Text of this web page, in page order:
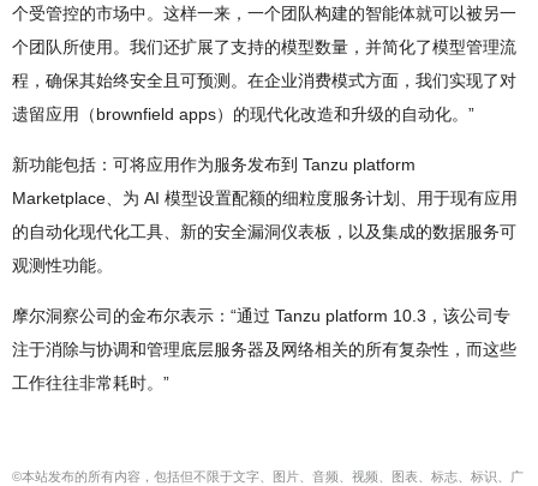
个受管控的市场中。这样一来，一个团队构建的智能体就可以被另一
个团队所使用。我们还扩展了支持的模型数量，并简化了模型管理流
程，确保其始终安全且可预测。在企业消费模式方面，我们实现了对
遗留应用（brownfield apps）的现代化改造和升级的自动化。”
新功能包括：可将应用作为服务发布到 Tanzu platform
Marketplace、为 AI 模型设置配额的细粒度服务计划、用于现有应用
的自动化现代化工具、新的安全漏洞仪表板，以及集成的数据服务可
观测性功能。
摩尔洞察公司的金布尔表示：“通过 Tanzu platform 10.3，该公司专
注于消除与协调和管理底层服务器及网络相关的所有复杂性，而这些
工作往往非常耗时。”
©本站发布的所有内容，包括但不限于文字、图片、音频、视频、图表、标志、标识、广